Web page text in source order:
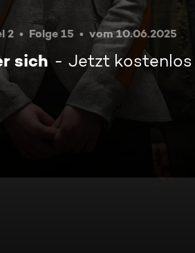
2 Folge 15 vom 10.06.2025
sich Jetzt